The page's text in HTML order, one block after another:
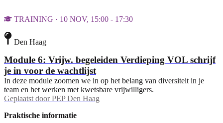
TRAINING · 10 NOV, 15:00 - 17:30
Den Haag
Module 6: Vrijw. begeleiden Verdieping VOL schrijf
je in voor de wachtlijst
In deze module zoomen we in op het belang van diversiteit in je
team en het werken met kwetsbare vrijwilligers.
Geplaatst door PEP Den Haag
Praktische informatie